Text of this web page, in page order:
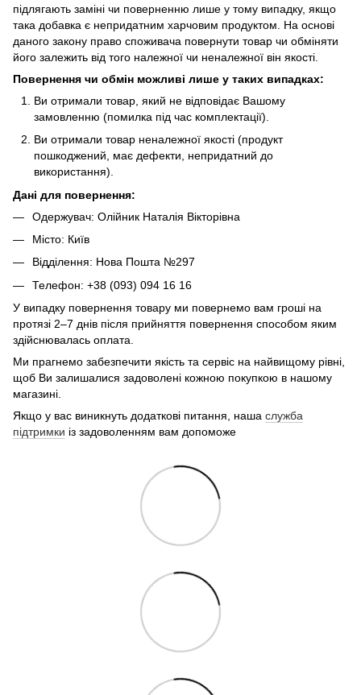
підлягають заміні чи поверненню лише у тому випадку, якщо
така добавка є непридатним харчовим продуктом. На основі
даного закону право споживача повернути товар чи обміняти
його залежить від того належної чи неналежної він якості.
Повернення чи обмін можливі лише у таких випадках:
Ви отримали товар, який не відповідає Вашому
замовленню (помилка під час комплектації).
Ви отримали товар неналежної якості (продукт
пошкоджений, має дефекти, непридатний до
використання).
Дані для повернення:
Одержувач: Олійник Наталія Вікторівна
Місто: Київ
Відділення: Нова Пошта №297
Телефон: +38 (093) 094 16 16
У випадку повернення товару ми повернемо вам гроші на
протязі 2–7 днів після прийняття повернення способом яким
здійснювалась оплата.
Ми прагнемо забезпечити якість та сервіс на найвищому рівні,
щоб Ви залишалися задоволені кожною покупкою в нашому
магазині.
Якщо у вас виникнуть додаткові питання, наша служба
підтримки із задоволенням вам допоможе